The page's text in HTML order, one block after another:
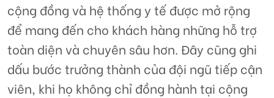
cộng đồng và hệ thống y tế được mở rộng
để mang đến cho khách hàng những hỗ trợ
toàn diện và chuyên sâu hơn. Đây cũng ghi
dấu bước trưởng thành của đội ngũ tiếp cận
viên, khi họ không chỉ đồng hành tại cộng